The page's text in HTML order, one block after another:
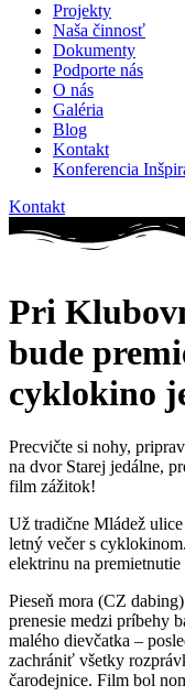
Projekty
Naša činnosť
Dokumenty
Podporte nás
O nás
Galéria
Blog
Kontakt
Konferencia
Kontakt
Pri
bude
cyklokino
Precvičte si nohy,
na dvor Starej jedálne,
film zážitok!
Už tradične Mládež
letný večer s
elektrinu na
Pieseň mora (CZ
prenesie medzi príbehy
malého dievčatka –
zachrániť všetky
čarodejnice. Film bol